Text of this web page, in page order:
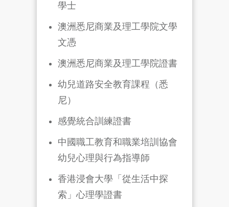
學士
澳洲悉尼商業及理工學院文學
文憑
澳洲悉尼商業及理工學院證書
幼兒道路安全教育課程（悉
尼）
感覺統合訓練證書
中國職工教育和職業培訓協會
幼兒心理與行為指導師
香港浸會大學「從生活中探
索」心理學證書